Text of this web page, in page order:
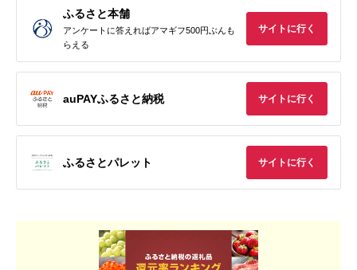
ふるさと本舗
アンケートに答えればアマギフ500円ぶんも
らえる
サイトに行く
auPAYふるさと納税 サイトに行く
ふるさとパレット サイトに行く